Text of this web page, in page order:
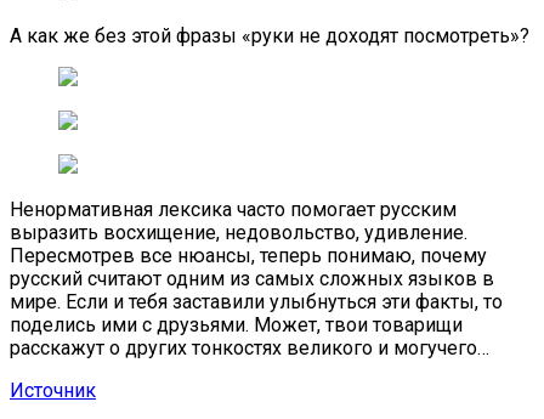
А как же без этой фразы «руки не доходят посмотреть»?
Ненормативная лексика часто помогает русским
выразить восхищение, недовольство, удивление.
Пересмотрев все нюансы, теперь понимаю, почему
русский считают одним из самых сложных языков в
мире. Если и тебя заставили улыбнуться эти факты, то
поделись ими с друзьями. Может, твои товарищи
расскажут о других тонкостях великого и могучего…
Источник